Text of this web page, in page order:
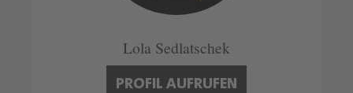
Lola Sedlatschek
PROFIL AUFRUFEN